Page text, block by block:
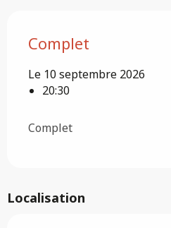
Complet
Le 10 septembre 2026
20:30
Complet
Localisation